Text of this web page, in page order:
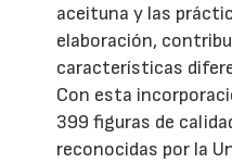
aceituna y las
elaboración,
características
Con esta
399 figuras de
reconocidas por la